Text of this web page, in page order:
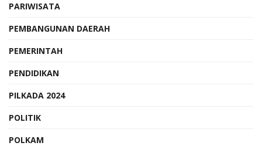
PARIWISATA
PEMBANGUNAN DAERAH
PEMERINTAH
PENDIDIKAN
PILKADA 2024
POLITIK
POLKAM